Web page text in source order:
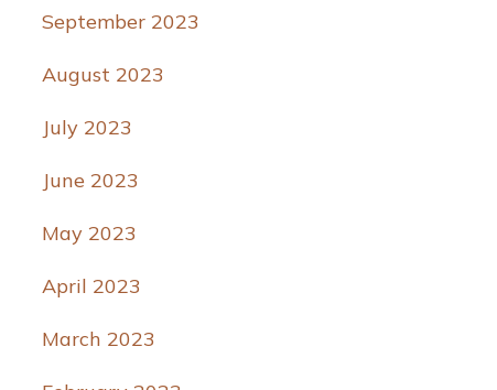
September 2023
August 2023
July 2023
June 2023
May 2023
April 2023
March 2023